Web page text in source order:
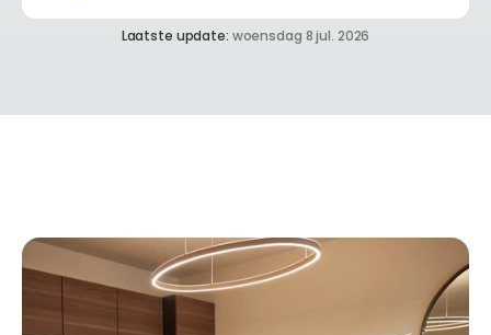
Laatste update: woensdag 8 jul. 2026